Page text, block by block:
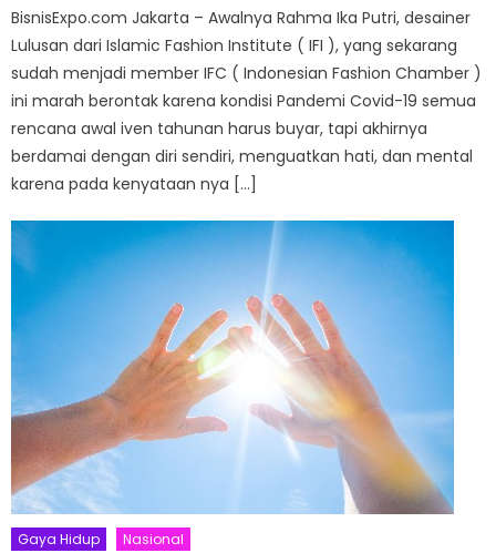
BisnisExpo.com Jakarta – Awalnya Rahma Ika Putri, desainer
Lulusan dari Islamic Fashion Institute ( IFI ), yang sekarang
sudah menjadi member IFC ( Indonesian Fashion Chamber )
ini marah berontak karena kondisi Pandemi Covid-19 semua
rencana awal iven tahunan harus buyar, tapi akhirnya
berdamai dengan diri sendiri, menguatkan hati, dan mental
karena pada kenyataan nya […]
Gaya Hidup Nasional